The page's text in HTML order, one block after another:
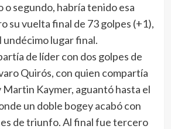
o segundo, habría tenido esa
su vuelta final de 73 golpes (+1),
undécimo lugar final.
de líder con dos golpes de
Quirós, con quien compartía
Kaymer, aguantó hasta el
un doble bogey acabó con
de triunfo. Al final fue tercero